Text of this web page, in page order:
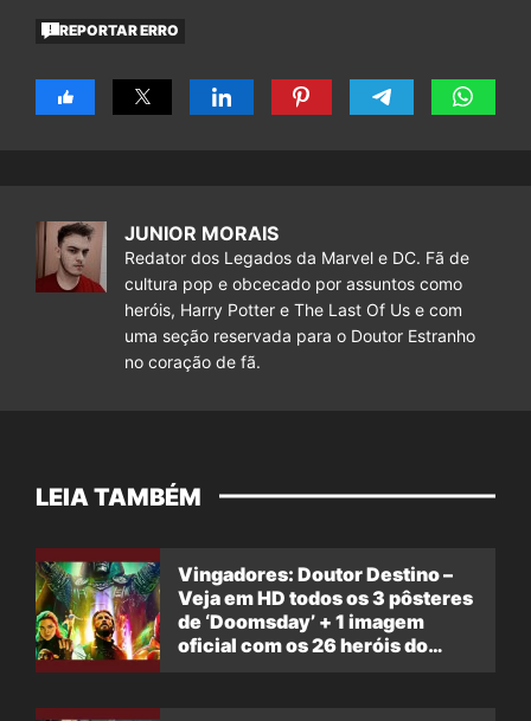
REPORTAR ERRO
JUNIOR MORAIS
Redator dos Legados da Marvel e DC. Fã de
cultura pop e obcecado por assuntos como
heróis, Harry Potter e The Last Of Us e com
uma seção reservada para o Doutor Estranho
no coração de fã.
LEIA TAMBÉM
Vingadores: Doutor Destino –
Veja em HD todos os 3 pôsteres
de ‘Doomsday’ + 1 imagem
oficial com os 26 heróis do